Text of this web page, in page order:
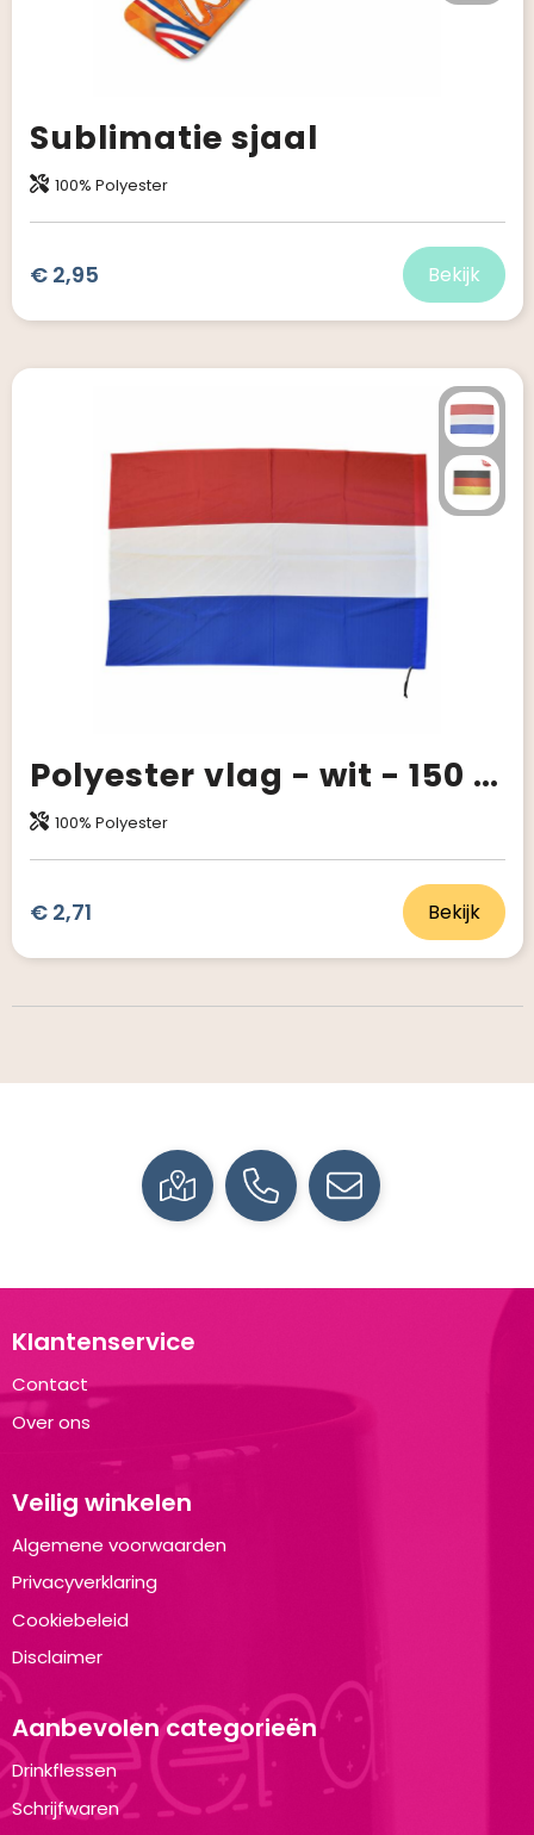
Sublimatie sjaal
100% Polyester
€ 2,95 Bekijk
Polyester vlag - wit - 150 x 100 CM
100% Polyester
€ 2,71 Bekijk
Klantenservice
Contact
Over ons
Veilig winkelen
Algemene voorwaarden
Privacyverklaring
Cookiebeleid
Disclaimer
Aanbevolen categorieën
Drinkflessen
Schrijfwaren